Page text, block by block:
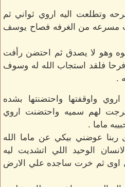
وتطلعت اليه اروي ثواني ثم
مسرعه من الغرفه فصاح يوسف
وهو لا يصدق ثم احتضن رأفت
فلقد استجاب الله له وسوف
.
واوقفتها واحتضنتها بشده
لهم سميه واحتضنت اروي
ماما .
ربنا عوضني بيكي عن ماما الله
الوحيد اللي اتشديت ليه
اوى ثم خرت ساجده علي الارض